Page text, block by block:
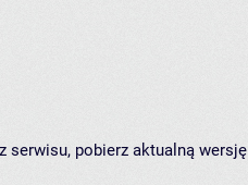
serwisu, pobierz aktualną wersję